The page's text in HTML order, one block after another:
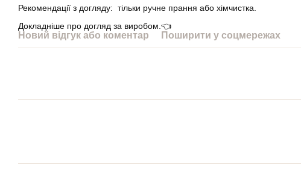
Рекомендації з догляду: тільки ручне прання або хімчистка.
Докладніше про догляд за виробом.👈
Новий відгук або коментар Поширити у соцмережах